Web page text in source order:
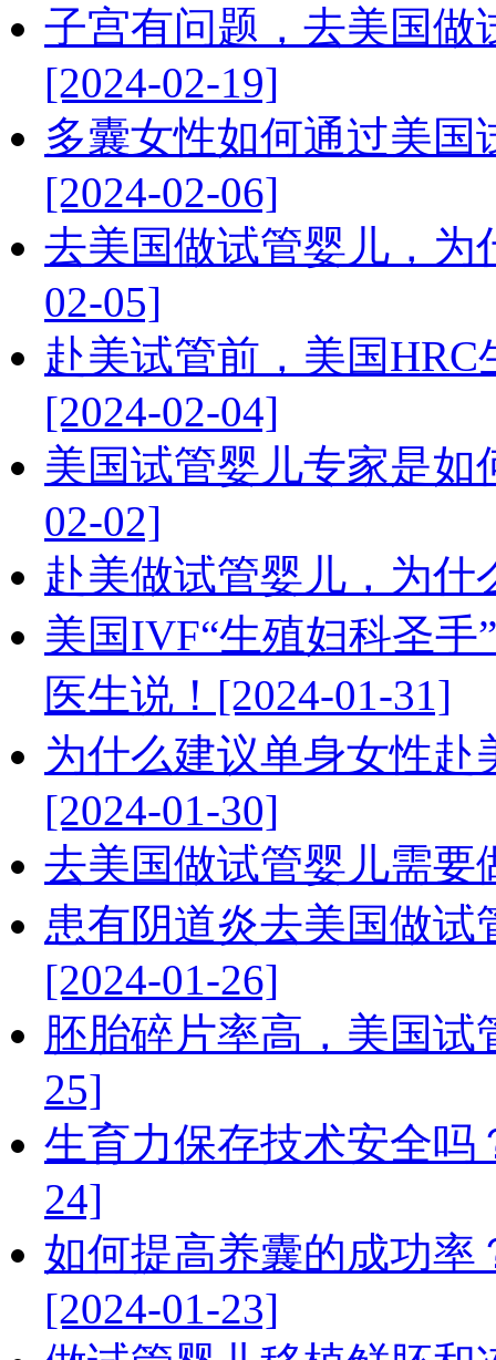
子宫有问题，去美国做
[2024-02-19]
多囊女性如何通过美
[2024-02-06]
去美国做试管婴儿，为
02-05]
赴美试管前，美国
[2024-02-04]
美国试管婴儿专家是如
02-02]
赴美做试管婴儿，为什
美国IVF“生殖妇科圣手
医生说！[2024-01-31]
为什么建议单身女性
[2024-01-30]
去美国做试管婴儿需要
患有阴道炎去美国做
[2024-01-26]
胚胎碎片率高，美国试
25]
生育力保存技术安全吗
24]
如何提高养囊的成功率
[2024-01-23]